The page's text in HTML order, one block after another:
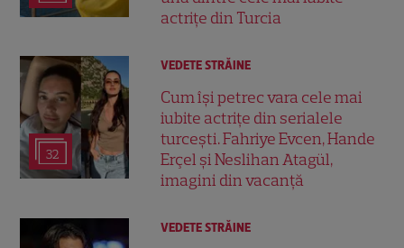
actrițe din Turcia
32
VEDETE STRĂINE
Cum își petrec vara cele mai
iubite actrițe din serialele
turcești. Fahriye Evcen, Hande
Erçel și Neslihan Atagül,
imagini din vacanță
VEDETE STRĂINE